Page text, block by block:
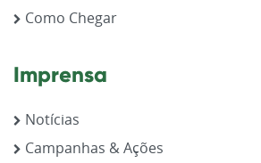
Como Chegar
Imprensa
Notícias
Campanhas & Ações